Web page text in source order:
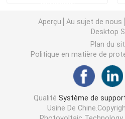
Aperçu Au sujet de nous
Desktop
Plan du
Politique en matière de
QualitéSystème de
Usine De